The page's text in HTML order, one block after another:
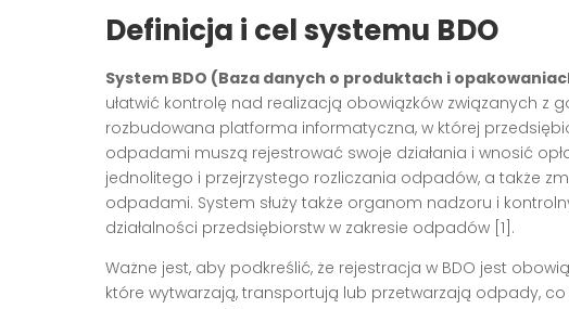
Definicja i cel systemu BDO
System BDO (Baza danych o produktach i
ułatwić kontrolę nad realizacją obowiązków związanych z
rozbudowana platforma informatyczna, w której
odpadami muszą rejestrować swoje działania i wnosić
jednolitego i przejrzystego rozliczania odpadów, a także
odpadami. System służy także organom nadzoru i
działalności przedsiębiorstw w zakresie odpadów [1].
Ważne jest, aby podkreślić, że rejestracja w BDO jest
które wytwarzają, transportują lub przetwarzają odpady,